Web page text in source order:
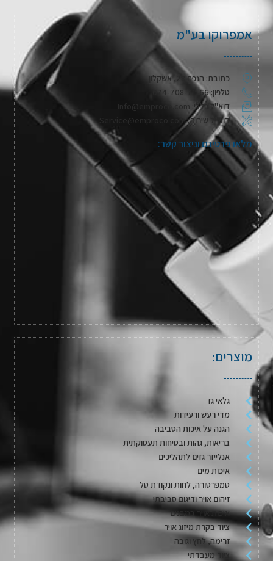
אמפרוקו בע"מ
כתובת: הנפח 28, אשקלון
טלפון: 074-708-71-66
דוא"ל כללי: Info@emproco.com
דוא"ל שירות: Service@emproco.com
מלאו פרטיכם וניצור קשר:
מוצרים:
גלאי גז
מדי רעש ורעידות
הגנה על איכות הסביבה
בריאות, גהות ובטיחות תעסוקתית
אנלייזר גזים לתהליכים
איכות מים
טמפרטורה, לחות ונקודת טל
זיהום אויר ודיגום סביבתי
איכות אויר במבנים
ציוד בקרת מיזוג אויר
זרימה, לחץ וגובה
ציוד מעבדתי